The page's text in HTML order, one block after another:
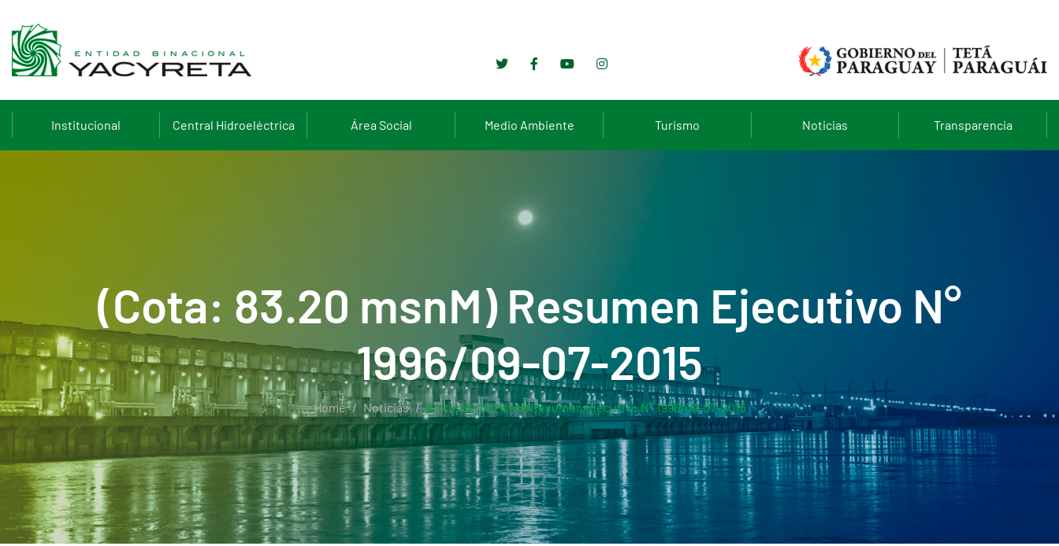
Institucional Central Hidroeléctrica Área Social Medio Ambiente Turismo Noticias Transparencia
(Cota: 83.20 msnM) Resumen Ejecutivo N°
1996/09-07-2015
Home Noticias (Cota: 83.20 MsnM) Resumen Ejecutivo N° 1996/09-07-2015